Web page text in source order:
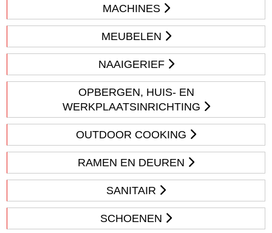
MACHINES
MEUBELEN
NAAIGERIEF
OPBERGEN, HUIS- EN
WERKPLAATSINRICHTING
OUTDOOR COOKING
RAMEN EN DEUREN
SANITAIR
SCHOENEN